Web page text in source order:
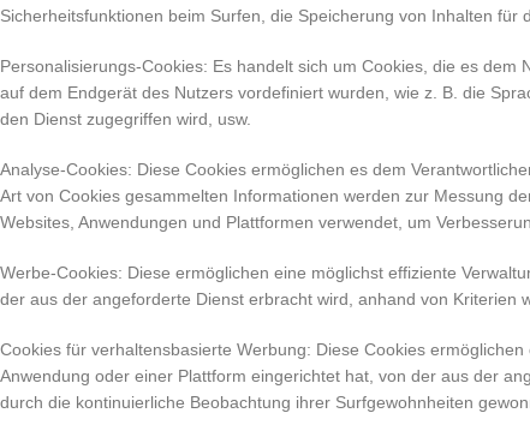
Sicherheitsfunktionen beim Surfen, die Speicherung von Inhalten
Personalisierungs-Cookies: Es handelt sich um Cookies, die es
auf dem Endgerät des Nutzers vordefiniert wurden, wie z. B. die
den Dienst zugegriffen wird, usw.
Analyse-Cookies: Diese Cookies ermöglichen es dem
Art von Cookies gesammelten Informationen werden zur Messung
Websites, Anwendungen und Plattformen verwendet, um
Werbe-Cookies: Diese ermöglichen eine möglichst effiziente
der aus der angeforderte Dienst erbracht wird, anhand von Kriterien
Cookies für verhaltensbasierte Werbung: Diese Cookies
Anwendung oder einer Plattform eingerichtet hat, von der aus der
durch die kontinuierliche Beobachtung ihrer Surfgewohnheiten